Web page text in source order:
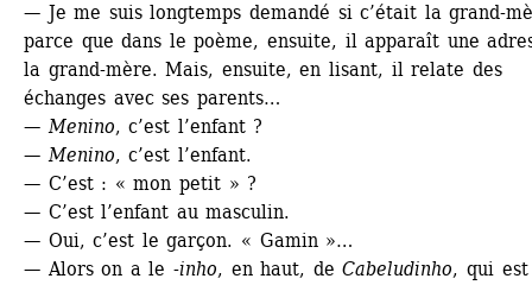
— Je me suis longtemps demandé si c’était la grand-
parce que dans le poème, ensuite, il apparaît une
la grand-mère. Mais, ensuite, en lisant, il relate des
échanges avec ses parents…
— Menino, c’est l’enfant ?
— Menino, c’est l’enfant.
— C’est : « mon petit » ?
— C’est l’enfant au masculin.
— Oui, c’est le garçon. « Gamin »…
— Alors on a le -inho, en haut, de Cabeludinho, qui